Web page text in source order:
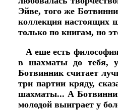
Эйве, того же
коллекция настоящих
только по книгам, но
А еше есть
в шахматы до тебя,
Ботвинник считает
три партии кряду,
шахматы... А
молодой выиграет у